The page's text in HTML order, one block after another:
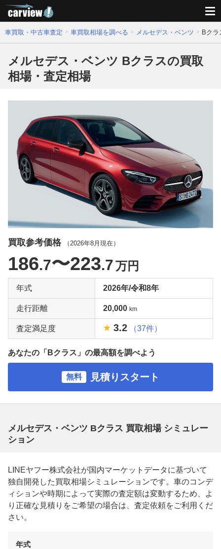
車買取・中古車査定 車買取相場を調べる メルセデス・ベンツ Bク
メルセデス・ベンツ Bクラスの買取
相場・査定相場
買取参考価格 （ 2026年8月 現在）
186.7〜223.7万円
年式 2026年/令和8年
走行距離 20,000 km
査定満足度 3.2 （37件）
あなたの「Bクラス」の最高額を調べよう
無料 見積りスタート
メルセデス・ベンツ Bクラス 買取相場 シミュレー
ション
LINEヤフー株式会社が国内マーケットデータに基づいて
独自開発した買取相場シミュレーションです。車のコンデ
ィションや時期によって実際の査定額は変動するため、よ
り正確な見積りをご希望の場合は、査定依頼をご利用くだ
さい。
年式